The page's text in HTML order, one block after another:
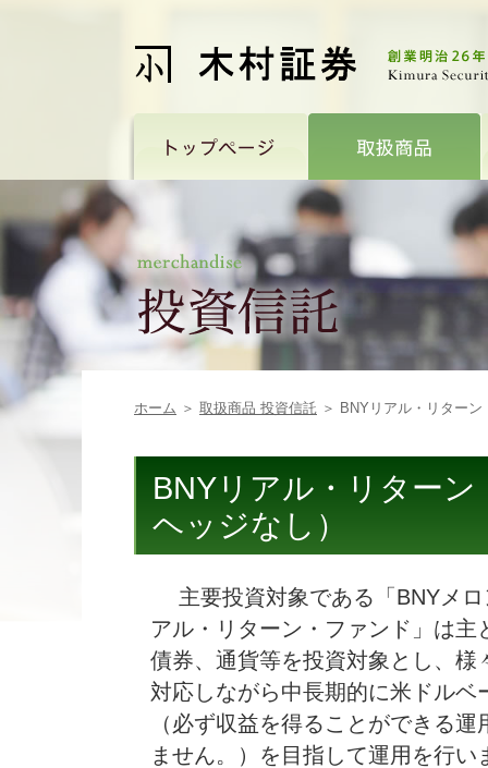
ホーム ＞ 取扱商品 投資信託 ＞ BNYリアル・リター
BNYリアル・リター
ヘッジなし）
主要投資対象である「BNYメロ
アル・リターン・ファンド」は主
債券、通貨等を投資対象とし、様
対応しながら中長期的に米ドルベ
（必ず収益を得ることができる
ません。）を目指して運用を行い